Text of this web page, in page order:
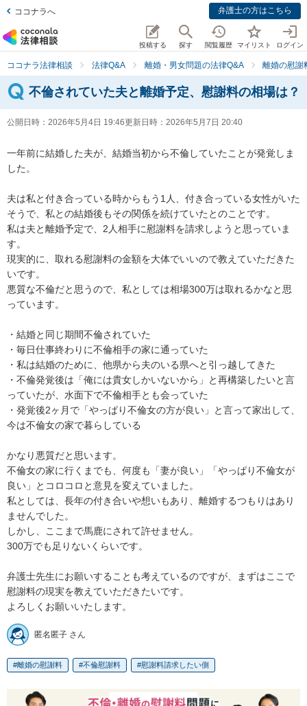
ココナラへ 弁護士の方はこちら
投稿する 探す 閲覧履歴 マイリスト ログイン
ココナラ法律相談 法律Q&A 離婚・男女問題の法律Q&A 離婚の慰謝
不倫されていた夫と離婚予定、慰謝料の相場は？
公開日時： 2026年5月4日 19:46更新日時： 2026年5月7日 20:40
一年前に結婚した夫が、結婚当初から不倫していたことが発覚しま
した。
夫は私と付き合っている時からもう1人、付き合っている女性がいた
そうで、私との結婚後もその関係を続けていたとのことです。
私は夫と離婚予定で、2人相手に慰謝料を請求しようと思っていま
す。
現実的に、取れる慰謝料の金額を大体でいいので教えていただきた
いです。
悪質な不倫だと思うので、私としては相場300万は取れるかなと思
っています。
・結婚と同じ期間不倫されていた
・毎日仕事終わりに不倫相手の家に通っていた
・私は結婚のために、他県から夫のいる県へと引っ越してきた
・不倫発覚後は「俺には貴女しかいないから」と再構築したいと言
っていたが、水面下で不倫相手とも会っていた
・発覚後2ヶ月で「やっぱり不倫女の方が良い」と言って家出して、
今は不倫女の家で暮らしている
かなり悪質だと思います。
不倫女の家に行くまでも、何度も「妻が良い」「やっぱり不倫女が
良い」とコロコロと意見を変えていました。
私としては、長年の付き合いや想いもあり、離婚するつもりはあり
ませんでした。
しかし、ここまで馬鹿にされて許せません。
300万でも足りないくらいです。
弁護士先生にお願いすることも考えているのですが、まずはここで
慰謝料の現実を教えていただきたいです。
よろしくお願いいたします。
匿名匿子 さん
離婚の慰謝料 不倫慰謝料 慰謝料請求したい側